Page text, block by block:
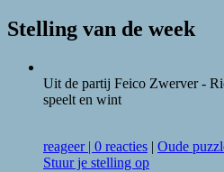
Stelling van de week
Uit de partij Feico Zwerver -
speelt en wint
reageer| 0 reacties | Oude
Stuur je stelling op